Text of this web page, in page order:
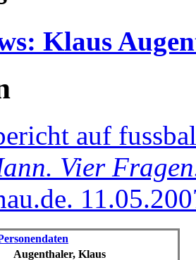
Klaus
auf
Vier
Augenthaler, Klaus